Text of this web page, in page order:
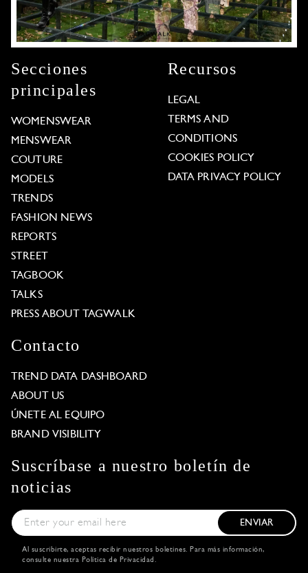
Secciones
principales
WOMENSWEAR
MENSWEAR
COUTURE
MODELS
TRENDS
FASHION NEWS
REPORTS
STREET
TAGBOOK
TALKS
PRESS ABOUT TAGWALK
Recursos
LEGAL
TERMS AND
CONDITIONS
COOKIES POLICY
DATA PRIVACY POLICY
Contacto
TREND DATA DASHBOARD
ABOUT US
ÚNETE AL EQUIPO
BRAND VISIBILITY
Suscríbase a nuestro boletín de
noticias
ENVIAR
Al suscribirte, aceptas recibir nuestros boletines. Para más información,
consulte nuestra Política de Privacidad .